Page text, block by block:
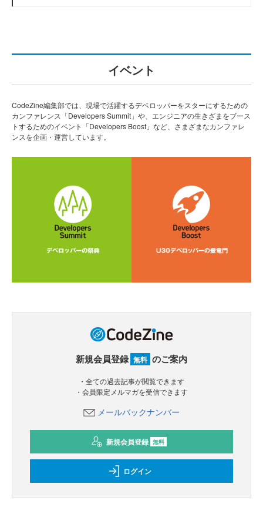
イベント
CodeZine編集部では、現場で活躍するデベロッパーをスターにするための
カンファレンス「Developers Summit」や、エンジニアの生きざまをブース
トするためのイベント「Developers Boost」など、さまざまなカンファレ
ンスを企画・運営しています。
新規会員登録 無料 のご案内
・全ての過去記事が閲覧できます
・会員限定メルマガを受信できます
メールバックナンバー
新規会員登録 無料
ログイン